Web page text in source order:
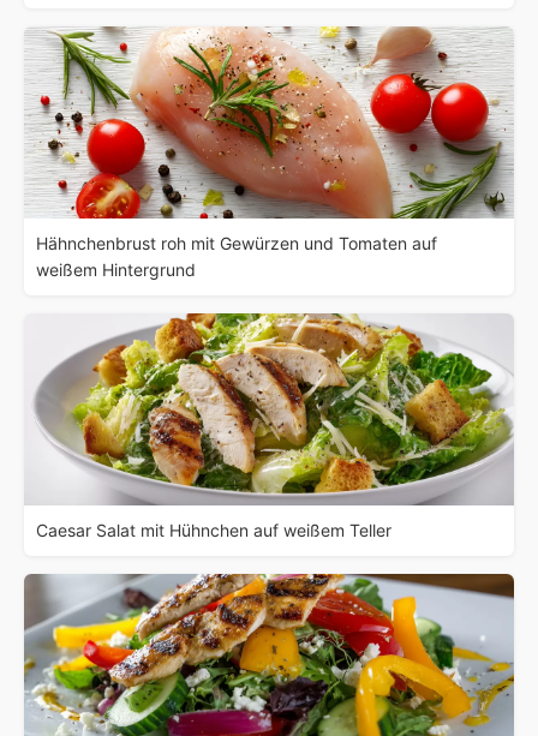
Hähnchenbrust roh mit Gewürzen und Tomaten auf
weißem Hintergrund
Caesar Salat mit Hühnchen auf weißem Teller